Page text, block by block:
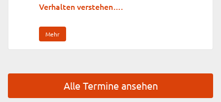
Verhalten verstehen….
Mehr
Alle Termine ansehen